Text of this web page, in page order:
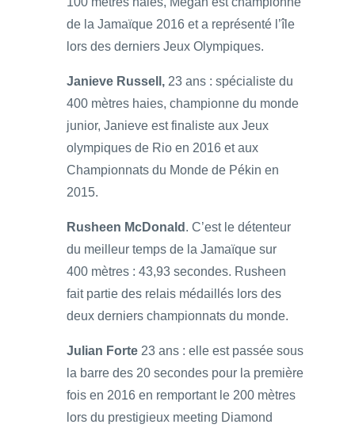
de la Jamaïque 2016 et a représenté l’île
lors des derniers Jeux Olympiques.
Janieve Russell, 23 ans : spécialiste du
400 mètres haies, championne du monde
junior, Janieve est finaliste aux Jeux
olympiques de Rio en 2016 et aux
Championnats du Monde de Pékin en
2015.
Rusheen McDonald . C’est le détenteur
du meilleur temps de la Jamaïque sur
400 mètres : 43,93 secondes. Rusheen
fait partie des relais médaillés lors des
deux derniers championnats du monde.
Julian Forte 23 ans : elle est passée sous
la barre des 20 secondes pour la première
fois en 2016 en remportant le 200 mètres
lors du prestigieux meeting Diamond